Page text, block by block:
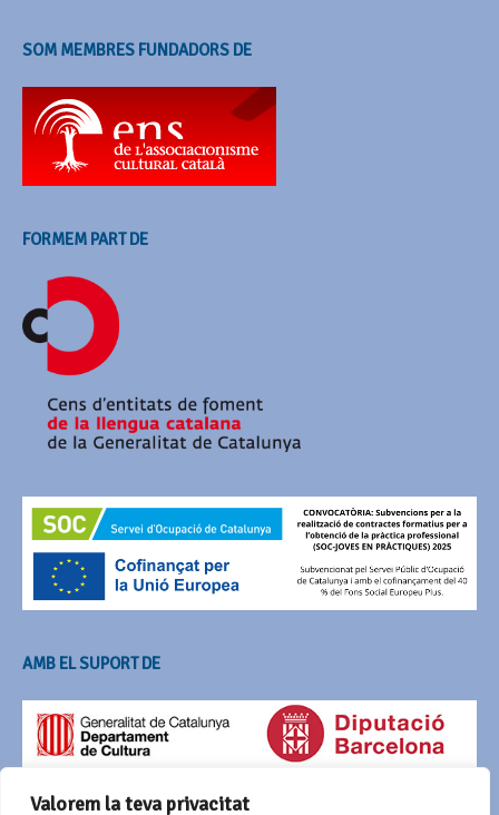
Valorem la teva privacitat
SOM MEMBRES FUNDADORS DE
FORMEM PART DE
AMB EL SUPORT DE